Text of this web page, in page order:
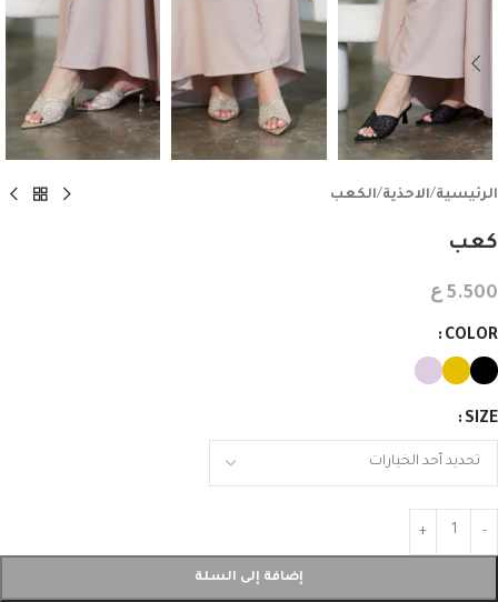
الرئيسية/الاحذية/الكعب
كعب
5.500 ع
COLOR
SIZE
إضافة إلى السلة